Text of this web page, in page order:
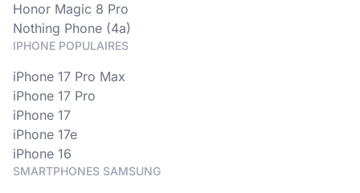
Honor Magic 8 Pro
Nothing Phone (4a)
IPHONE POPULAIRES
iPhone 17 Pro Max
iPhone 17 Pro
iPhone 17
iPhone 17e
iPhone 16
SMARTPHONES SAMSUNG